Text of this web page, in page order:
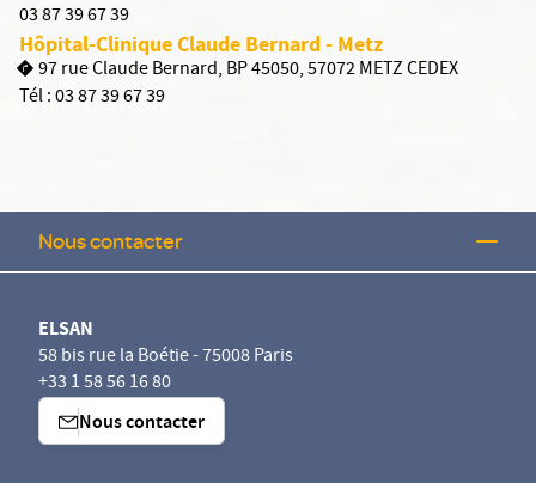
03 87 39 67 39
Hôpital-Clinique Claude Bernard - Metz
97 rue Claude Bernard, BP 45050, 57072 METZ CEDEX
Tél :03 87 39 67 39
Nous contacter
ELSAN
58 bis rue la Boétie - 75008 Paris
+33 1 58 56 16 80
Nous contacter